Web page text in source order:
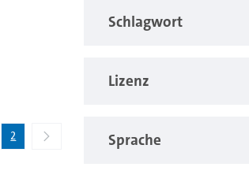
Schlagwort
Lizenz
Sprache
2